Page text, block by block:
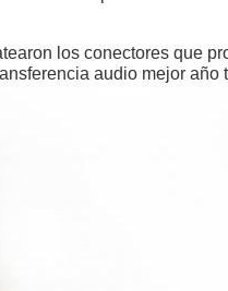
los conectores que
audio mejor año